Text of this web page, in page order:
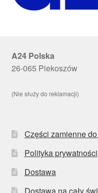
A24 Polska
26-065 Piekoszów
(Nie służy do reklamacji)
Części zamienne
Polityka prywatności
Dostawa
Dostawa na cały